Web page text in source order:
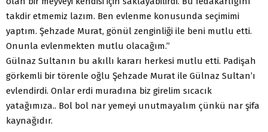
takdir etmemiz lazım. Ben evlenme konusunda seçimimi
yaptım. Şehzade Murat, gönül zenginliği ile beni mutlu etti.
Onunla evlenmekten mutlu olacağım.”
Gülnaz Sultanın bu akıllı kararı herkesi mutlu etti. Padişah
görkemli bir törenle oğlu Şehzade Murat ile Gülnaz Sultan’ı
evlendirdi. Onlar erdi muradına biz girelim sıcacık
yatağımıza.. Bol bol nar yemeyi unutmayalım çünkü nar şifa
kaynağıdır.